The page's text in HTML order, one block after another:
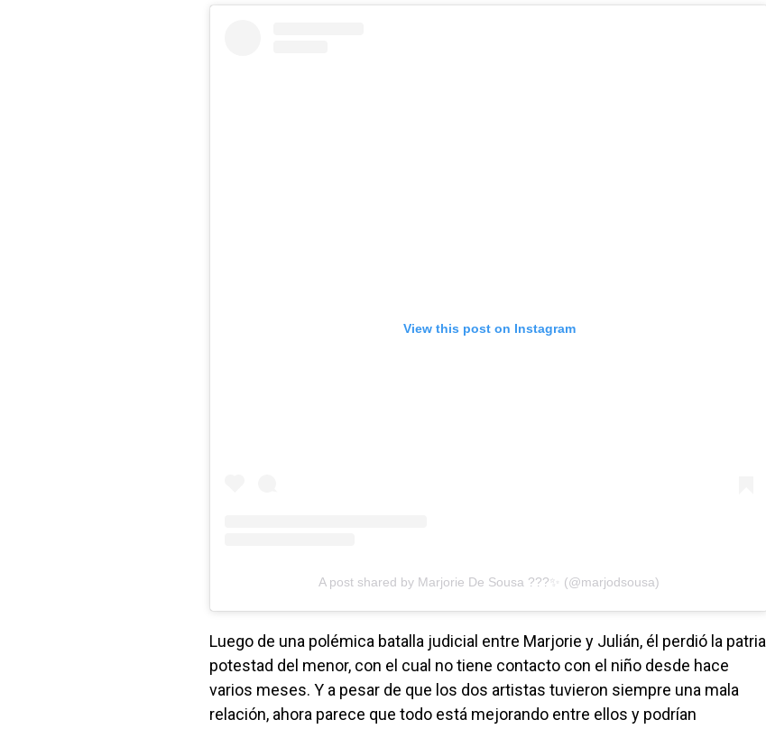
View this post on Instagram
A post shared by Marjorie De Sousa ???✨ (@marjodsousa)
Luego de una polémica batalla judicial entre Marjorie y Julián, él perdió la patria
potestad del menor, con el cual no tiene contacto con el niño desde hace
varios meses. Y a pesar de que los dos artistas tuvieron siempre una mala
relación, ahora parece que todo está mejorando entre ellos y podrían